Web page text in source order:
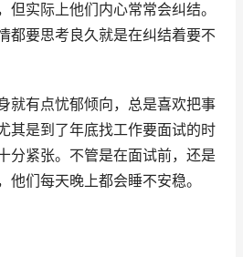
但实际上他们内心常常会纠结。
都要思考良久就是在纠结着要不
就有点忧郁倾向，总是喜欢把事
其是到了年底找工作要面试的时
分紧张。不管是在面试前，还是
他们每天晚上都会睡不安稳。